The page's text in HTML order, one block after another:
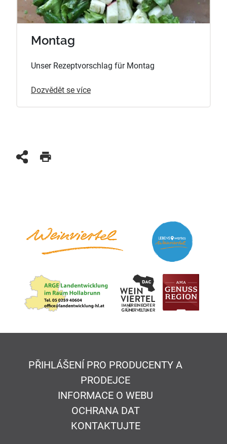
Montag
Unser Rezeptvorschlag für Montag
Dozvědět se více
PŘIHLÁŠENÍ PRO PRODUCENTY A
PRODEJCE
INFORMACE O WEBU
OCHRANA DAT
KONTAKTUJTE